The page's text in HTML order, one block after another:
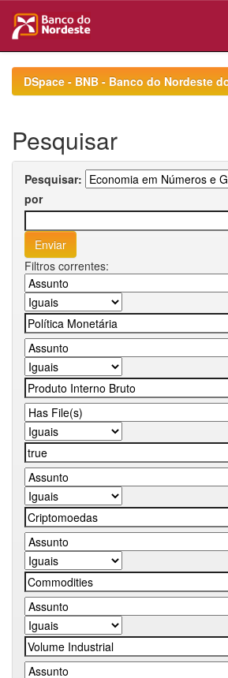
navigationDSpace - BNB - Banco do Nordeste
Pesquisar
Pesquisar:
por
Filtros correntes: